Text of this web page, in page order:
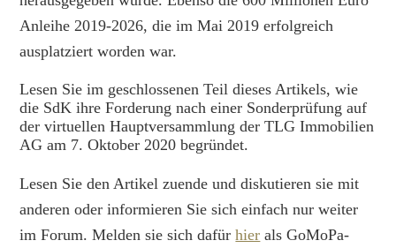
Anleihe 2019-2026, die im Mai 2019 erfolgreich
ausplatziert worden war.
Lesen Sie im geschlossenen Teil dieses Artikels, wie
die SdK ihre Forderung nach einer Sonderprüfung auf
der virtuellen Hauptversammlung der TLG Immobilien
AG am 7. Oktober 2020 begründet.
Lesen Sie den Artikel zuende und diskutieren sie mit
anderen oder informieren Sie sich einfach nur weiter
im Forum. Melden sie sich dafürhier als GoMoPa-